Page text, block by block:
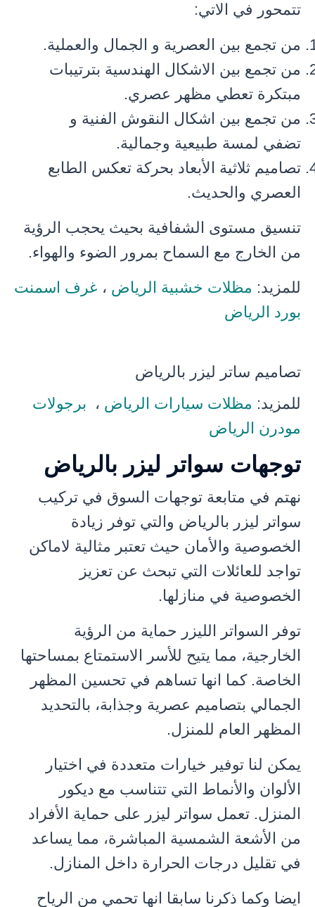
تتمحور في الاتي:
من تجمع بين العصرية و الجمال والعملية.
من تجمع بين الاشكال الهندسية بترتيبات
مبتكرة تعطي مظهر عصري.
من تجمع بين اشكال النقوش الفنية و
تضفي لمسة طبيعية وجمالية.
تصاميم ثلاثية الأبعاد بحركة تعكس الطابع
العصري والحديث.
تنسيق مستوى الشفافية بحيث يحجب الرؤية
من الخارج مع السماح بمرور الضوء والهواء.
للمزيد: مظلات خشبية الرياض ، غرف اسمنت
بورد الرياض
تصاميم ساتر ليزر بالرياض
للمزيد: مظلات سيارات الرياض ، برجولات
مودرن الرياض
توجهات سواتر ليزر بالرياض
نهتم في متابعة توجهات السوق في تركيب
سواتر ليزر بالرياض والتي توفر زيادة
الخصوصية والأمان حيث تعتبر مثالية لاماكن
تواجد للعائلات التي تبحث عن تعزيز
الخصوصية في منازلها.
توفر السواتر الليزر حماية من الرؤية
الخارجية، مما يتيح للأسر الاستمتاع بمساحتها
الخاصة. كما انها تساهم في تحسين المظهر
الجمالي بتصاميم عصرية وجذابة، بالتحديد
المظهر العام للمنزل.
يمكن لنا توفير خيارات متعددة في اختيار
الألوان والأنماط التي تتناسب مع ديكور
المنزل. تعمل سواتر ليزر على حماية الأفراد
من الأشعة الشمسية المباشرة، مما يساعد
في تقليل درجات الحرارة داخل المنازل.
ايضا وكما ذكرنا سابقا انها تحمي من الرياح